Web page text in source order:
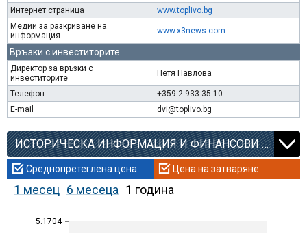
Интернет страница
www.toplivo.bg
Медии за разкриване на
информация
www.x3news.com
Връзки с инвеститорите
Директор за връзки с
инвеститорите
Петя Павлова
Телефон
+359 2 933 35 10
E-mail
dvi@toplivo.bg
ИСТОРИЧЕСКА ИНФОРМАЦИЯ И ФИНАНСОВИ КОЕФИЦИЕНТИ
Среднопретеглена цена Цена на затваряне
1 месец 6 месеца 1 година
5.1704